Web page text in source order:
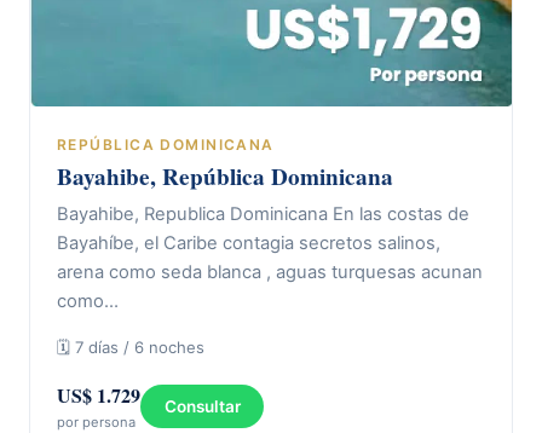
REPÚBLICA DOMINICANA
Bayahibe, República Dominicana
Bayahibe, Republica Dominicana En las costas de
Bayahíbe, el Caribe contagia secretos salinos,
arena como seda blanca , aguas turquesas acunan
como…
🗓 7 días / 6 noches
US$ 1.729
por persona
Consultar